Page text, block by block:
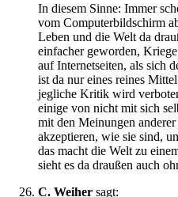
In diesem Sinne: Immer
vom Computerbildschirm
Leben und die Welt da
einfacher geworden,
auf Internetseiten, als sich
ist da nur eines reines
jegliche Kritik wird
einige von nicht mit sich
mit den Meinungen
akzeptieren, wie sie sind,
das macht die Welt zu
sieht es da draußen auch
C. Weiher sagt: